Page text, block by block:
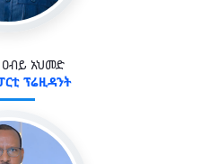
ዐብይ አህመድ
ፕሬዚዳንት